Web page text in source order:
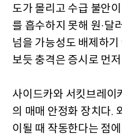
도가 몰리고 수급 불안
를 흡수하지 못해 원 ·달
넘을 가능성도 배제하기
보듯 충격은 증시로 먼
사이드카와 서킷브레이
의 매매 안정화 장치다.
이될 때 작동한다는 점